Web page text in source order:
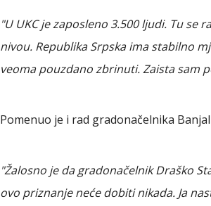
"U UKC je zaposleno 3.500 ljudi. Tu
nivou. Republika Srpska ima stabilno
veoma pouzdano zbrinuti. Zaista sam
Pomenuo je i rad gradonačelnika
"Žalosno je da gradonačelnik Draško
ovo priznanje neće dobiti nikada. Јa